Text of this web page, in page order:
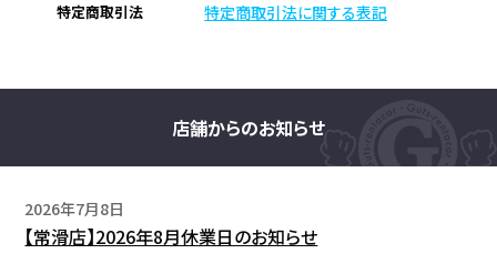
特定商取引法 特定商取引法に関する表記
店舗からのお知らせ
2026年7月8日
【常滑店】2026年8月休業日のお知らせ